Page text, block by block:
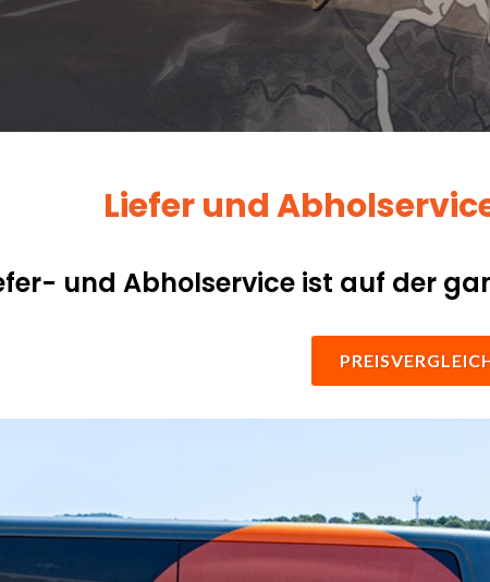
Liefer und
und Abholservice ist auf der